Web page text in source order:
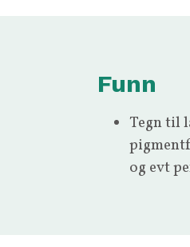
Funn
Tegn til
og evt